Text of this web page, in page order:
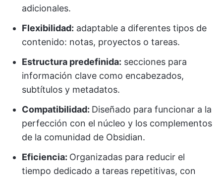
adicionales.
Flexibilidad: adaptable a diferentes tipos de
contenido: notas, proyectos o tareas.
Estructura predefinida: secciones para
información clave como encabezados,
subtítulos y metadatos.
Compatibilidad: Diseñado para funcionar a la
perfección con el núcleo y los complementos
de la comunidad de Obsidian.
Eficiencia: Organizadas para reducir el
tiempo dedicado a tareas repetitivas, con